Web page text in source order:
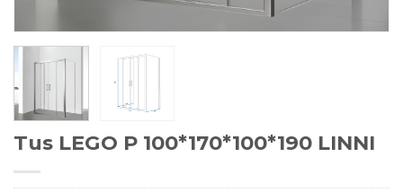
Tus LEGO P 100*170*100*190 LINNI